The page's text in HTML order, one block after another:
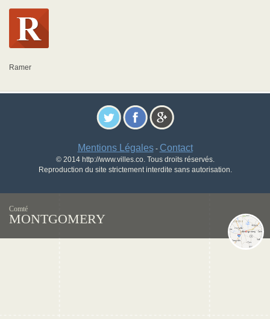
Ramer
Mentions Légales- Contact
© 2014 http://www.villes.co. Tous droits réservés.
Reproduction du site strictement interdite sans autorisation.
Comté
MONTGOMERY